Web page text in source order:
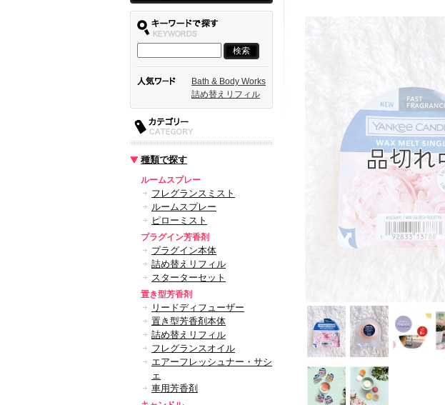
Bath & Body Works
詰め替えリフィル
種類で探す
ルームスプレー
フレグランスミスト
ルームスプレー
ピローミスト
プラグイン芳香剤
プラグイン本体
詰め替えリフィル
スターターセット
置き型芳香剤
リードディフューザー
置き型芳香剤本体
詰め替えリフィル
フレグランスオイル
エアーフレッシュナー・サシ
ェ
車用芳香剤